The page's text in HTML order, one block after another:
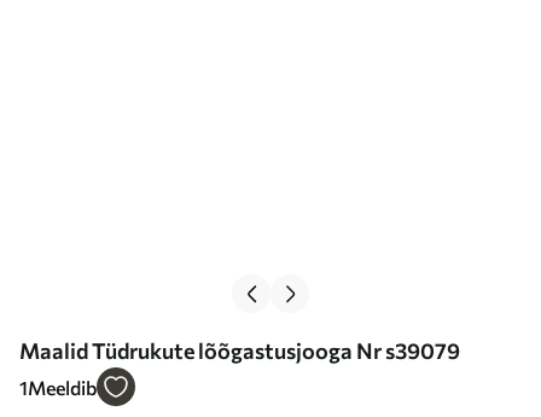
Maalid Tüdrukute lõõgastusjooga Nr s39079
1Meeldib